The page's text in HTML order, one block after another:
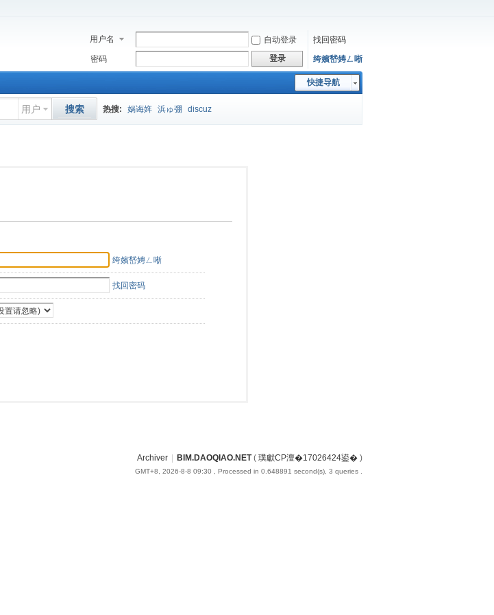
用户名 自动登录
找回密码
密码
登录 绔嬪嵆娉ㄥ唽
快捷导航
用户 搜索 热搜: 娲诲姩 浜ゅ弸 discuz
绔嬪嵆娉ㄥ唽
找回密码
Archiver BIM.DAOQIAO.NET( 璞獻CP澶�17026424鍙� )
GMT+8, 2026-8-8 09:30 , Processed in 0.648891 second(s), 3 queries .